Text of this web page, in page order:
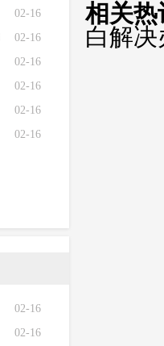
02-16
02-16
02-16
02-16
02-16
02-16
02-16
02-16
相关热
白解决